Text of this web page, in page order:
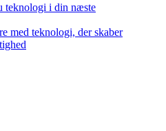
teknologi i din næste
med teknologi, der skaber